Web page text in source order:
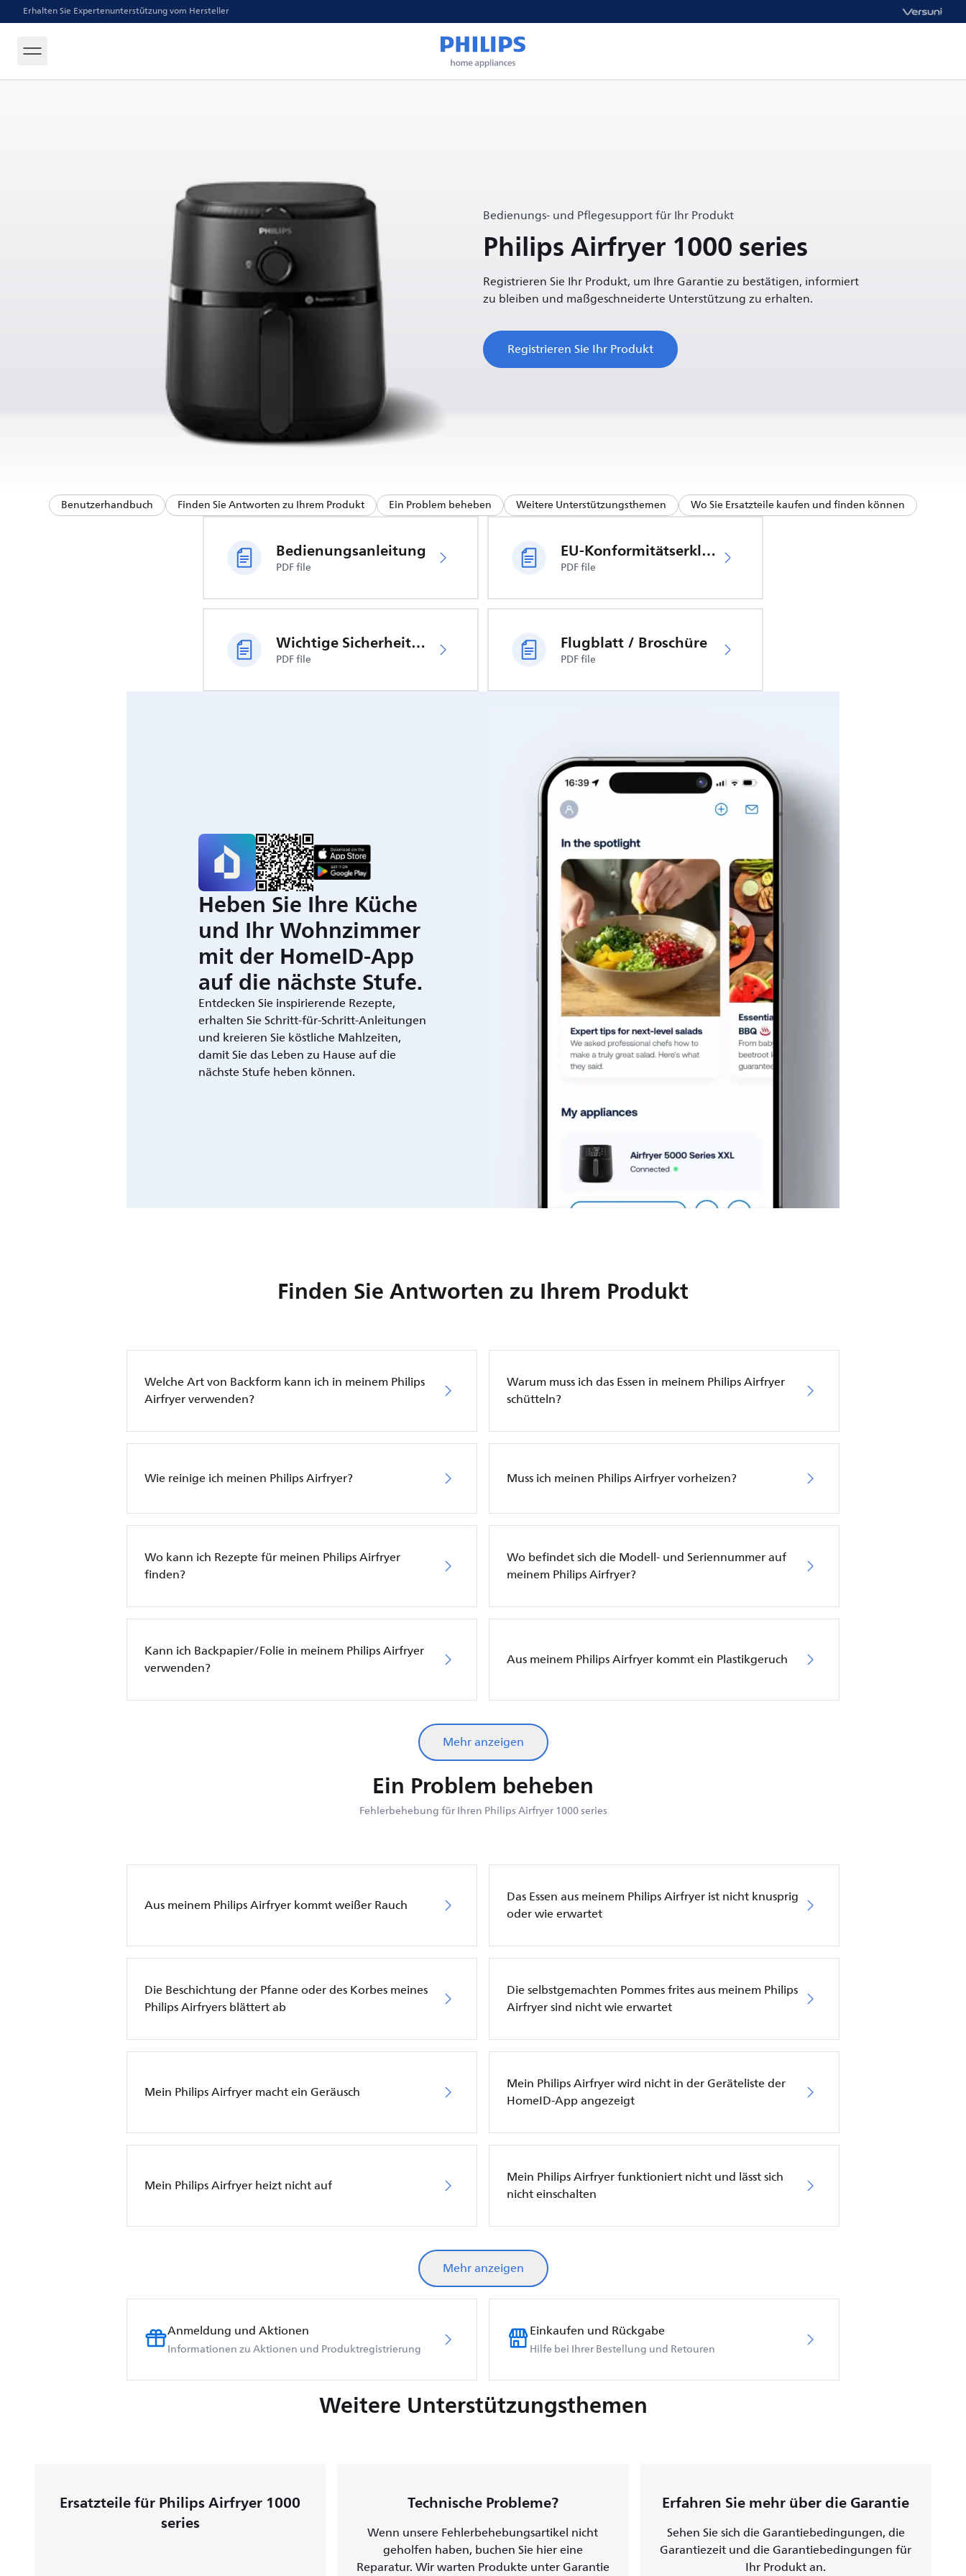
Erhalten Sie Expertenunterstützung vom Hersteller
Bedienungs- und Pflegesupport für Ihr Produkt
Philips Airfryer 1000 series
Registrieren Sie Ihr Produkt, um Ihre Garantie zu bestätigen, informiert
zu bleiben und maßgeschneiderte Unterstützung zu erhalten.
Registrieren Sie Ihr Produkt
Benutzerhandbuch Finden Sie Antworten zu Ihrem Produkt Ein Problem beheben Weitere Unterstützungsthemen Wo Sie Ersatzteile kaufen und finden können
Bedienungsanleitung
PDF file
EU-Konformitätserklärung
PDF file
Wichtige Sicherheitsinformationen
PDF file
Flugblatt / Broschüre
PDF file
Heben Sie Ihre Küche
und Ihr Wohnzimmer
mit der HomeID-App
auf die nächste Stufe.
Entdecken Sie inspirierende Rezepte,
erhalten Sie Schritt-für-Schritt-Anleitungen
und kreieren Sie köstliche Mahlzeiten,
damit Sie das Leben zu Hause auf die
nächste Stufe heben können.
Finden Sie Antworten zu Ihrem Produkt
Welche Art von Backform kann ich in meinem Philips
Airfryer verwenden?
Warum muss ich das Essen in meinem Philips Airfryer
schütteln?
Wie reinige ich meinen Philips Airfryer? Muss ich meinen Philips Airfryer vorheizen?
Wo kann ich Rezepte für meinen Philips Airfryer
finden?
Wo befindet sich die Modell- und Seriennummer auf
meinem Philips Airfryer?
Kann ich Backpapier/Folie in meinem Philips Airfryer
verwenden?
Aus meinem Philips Airfryer kommt ein Plastikgeruch
Mehr anzeigen
Ein Problem beheben
Fehlerbehebung für Ihren Philips Airfryer 1000 series
Aus meinem Philips Airfryer kommt weißer Rauch
Das Essen aus meinem Philips Airfryer ist nicht knusprig
oder wie erwartet
Die Beschichtung der Pfanne oder des Korbes meines
Philips Airfryers blättert ab
Die selbstgemachten Pommes frites aus meinem Philips
Airfryer sind nicht wie erwartet
Mein Philips Airfryer macht ein Geräusch
Mein Philips Airfryer wird nicht in der Geräteliste der
HomeID-App angezeigt
Mein Philips Airfryer heizt nicht auf
Mein Philips Airfryer funktioniert nicht und lässt sich
nicht einschalten
Mehr anzeigen
Anmeldung und Aktionen
Informationen zu Aktionen und Produktregistrierung
Einkaufen und Rückgabe
Hilfe bei Ihrer Bestellung und Retouren
Weitere Unterstützungsthemen
Ersatzteile für Philips Airfryer 1000
series
Technische Probleme?
Wenn unsere Fehlerbehebungsartikel nicht
geholfen haben, buchen Sie hier eine
Reparatur. Wir warten Produkte unter Garantie
Erfahren Sie mehr über die Garantie
Sehen Sie sich die Garantiebedingungen, die
Garantiezeit und die Garantiebedingungen für
Ihr Produkt an.